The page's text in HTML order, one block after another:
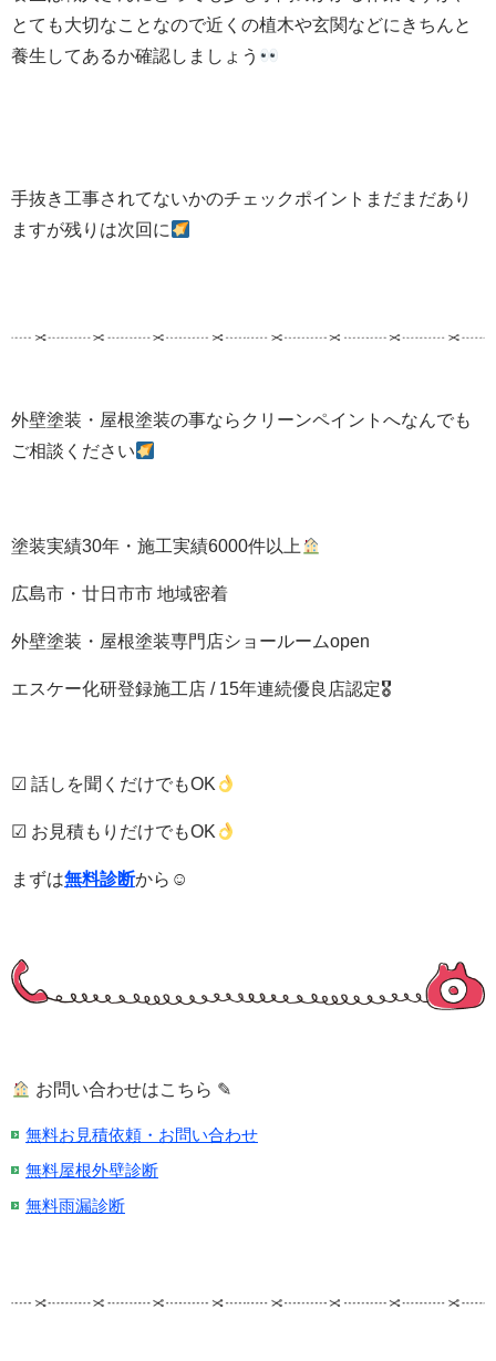
とても大切なことなので近くの植木や玄関などにきちんと
養生してあるか確認しましょう
手抜き工事されてないかのチェックポイントまだまだあり
ますが残りは次回に
外壁塗装・屋根塗装の事ならクリーンペイントへなんでも
ご相談ください
塗装実績30年・施工実績6000件以上
広島市・廿日市市 地域密着
外壁塗装・屋根塗装専門店ショールームopen
エスケー化研登録施工店 / 15年連続優良店認定🎖
☑ 話しを聞くだけでもOK
☑ お見積もりだけでもOK
まずは無料診断から☺
お問い合わせはこちら ✎
無料お見積依頼・お問い合わせ
無料屋根外壁診断
無料雨漏診断